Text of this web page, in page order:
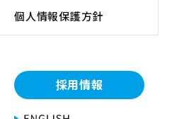
個人情報保護方針
採用情報